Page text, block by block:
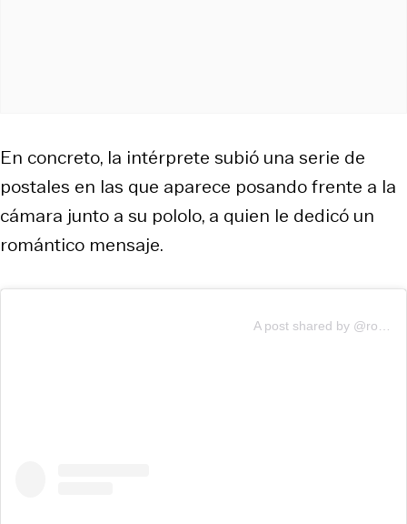
En concreto, la intérprete subió una serie de
postales en las que aparece posando frente a la
cámara junto a su pololo, a quien le dedicó un
romántico mensaje.